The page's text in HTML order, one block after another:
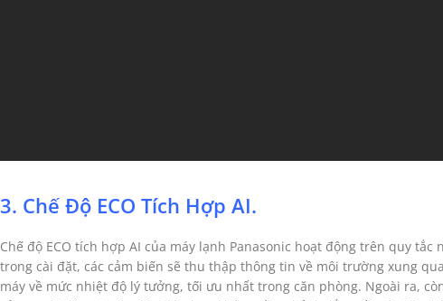
3. Chế Độ ECO Tích Hợp AI.
Chế độ ECO tích hợp AI của máy lạnh Panasonic hoạt động trên quy
trong cài đặt, các cảm biến sẽ thu thập thông tin về môi trường xung
máy về mức nhiệt độ lý tưởng, tối ưu nhất trong căn phòng. Ngoài ra,